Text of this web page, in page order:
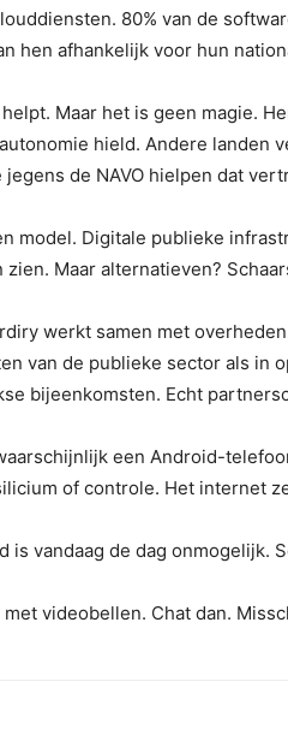
80% van de
hen afhankelijk voor hun
Maar het is geen magie.
hield. Andere landen
jegens de NAVO hielpen dat
model. Digitale publieke
zien. Maar alternatieven?
werkt samen met
van de publieke sector als in
bijeenkomsten. Echt
een Android-
of controle. Het internet
is vandaag de dag onmogelijk.
met videobellen. Chat dan.